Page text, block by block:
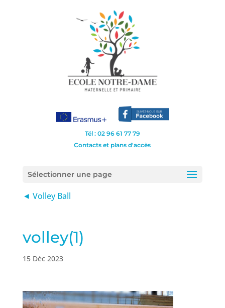
Tél : 02 96 61 77 79
Contacts et plans d'accès
Sélectionner une page
◄ Volley Ball
volley(1)
15 Déc 2023